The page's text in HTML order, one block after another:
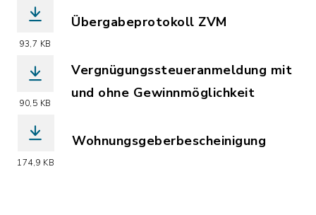
93,7 KB
Übergabeprotokoll ZVM
90,5 KB
Vergnügungssteueranmeldung mit
und ohne Gewinnmöglichkeit
174,9 KB
Wohnungsgeberbescheinigung